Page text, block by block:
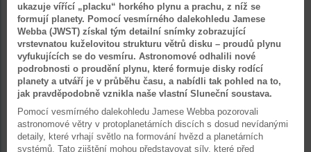
ukazuje vířící „placku“ horkého plynu a prachu, z níž se
formují planety. Pomocí vesmírného dalekohledu Jamese
Webba (JWST) získal tým detailní snímky zobrazující
vrstevnatou kuželovitou strukturu větrů disku – proudů plynu
vyfukujících se do vesmíru. Astronomové odhalili nové
podrobnosti o proudění plynu, které formuje disky rodící
planety a utváří je v průběhu času, a nabídli tak pohled na to,
jak pravděpodobně vznikla naše vlastní Sluneční soustava.
Pomocí vesmírného dalekohledu Jamese Webba pozorovali
astronomové větry v protoplanetárních discích s dosud nevídanými
detaily, které vrhají světlo na formování hvězd a planetárních
systémů. Tato zjištění mohou představovat síly, které před